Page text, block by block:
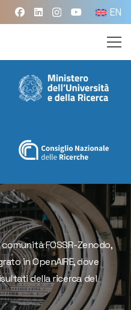
EN
FOSSR-Zenodo,
in OpenAIRE, dove
della ricerca del